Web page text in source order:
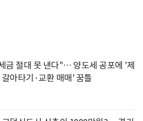
금 절대 못 낸다"… 양도세 공포에 '제
갈아타기·교환 매매' 꿈틀